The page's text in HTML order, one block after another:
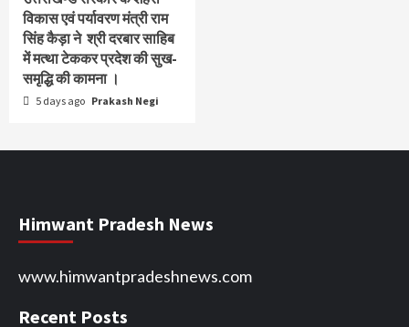
विकास एवं पर्यावरण मंत्री राम
सिंह कैड़ा ने श्री दरबार साहिब
में मत्था टेककर प्रदेश की सुख-
समृद्धि की कामना ।
5 days ago Prakash Negi
Himwant Pradesh News
www.himwantpradeshnews.com
Recent Posts